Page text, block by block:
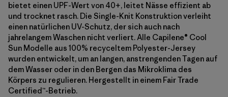
bietet einen UPF-Wert von 40+, leitet Nässe effizient ab
und trocknet rasch. Die Single-Knit Konstruktion verleiht
einen natürlichen UV-Schutz, der sich auch nach
jahrelangem Waschen nicht verliert. Alle Capilene® Cool
Sun Modelle aus 100% recyceltem Polyester-Jersey
wurden entwickelt, um an langen, anstrengenden Tagen auf
dem Wasser oder in den Bergen das Mikroklima des
Körpers zu regulieren. Hergestellt in einem Fair Trade
Certified™-Betrieb.